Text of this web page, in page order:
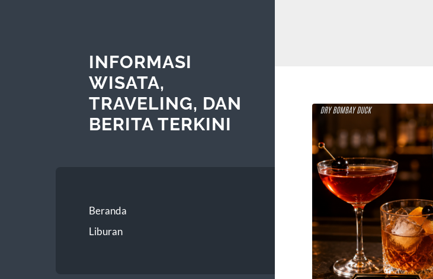
INFORMASI
WISATA,
TRAVELING, DAN
BERITA TERKINI
Beranda
Liburan